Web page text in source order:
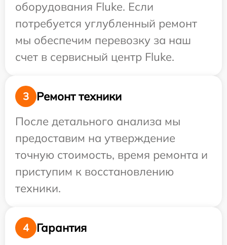
оборудования Fluke. Если
потребуется углубленный ремонт
мы обеспечим перевозку за наш
счет в сервисный центр Fluke.
3
Ремонт техники
После детального анализа мы
предоставим на утверждение
точную стоимость, время ремонта и
приступим к восстановлению
техники.
4
Гарантия